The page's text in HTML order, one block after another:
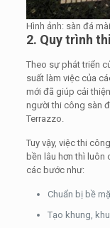
Hình ảnh: sàn đá
2. Quy trình
Theo sự phát triển
suất làm việc của
mới đã giúp cải
người thi công sàn
Terrazzo.
Tuy vậy, việc thi
bền lâu hơn thì luôn
các bước như:
Chuẩn bị bề
Tạo khung,